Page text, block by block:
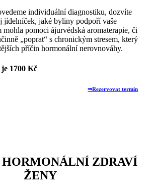
individuální diagnostiku, dozvíte
jídelníček, jaké byliny podpoří vaše
pomoci ájurvédská aromaterapie, či
„poprat“ s chronickým stresem, který
příčin hormonální nerovnováhy.
1700 Kč
⇒Rezervovat termín
ZDRAVÍ
ŽENY